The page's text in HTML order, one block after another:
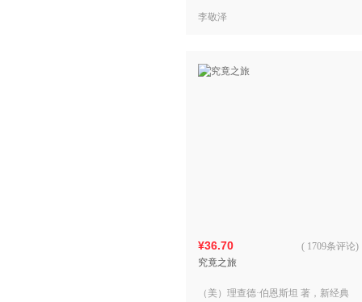
李敬泽
¥36.70
究竟之旅
( 1709条评论)
（美）理查德·伯恩斯坦 著，新经典